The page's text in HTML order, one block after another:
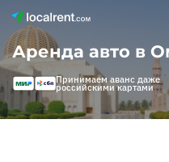
Аренда авто в
Принимаем аванс даже
российскими картами